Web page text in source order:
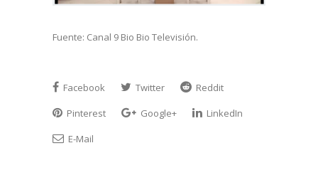
Fuente: Canal 9 Bio Bio Televisión.
Facebook Twitter
Reddit
Pinterest
Google+
LinkedIn
E-Mail